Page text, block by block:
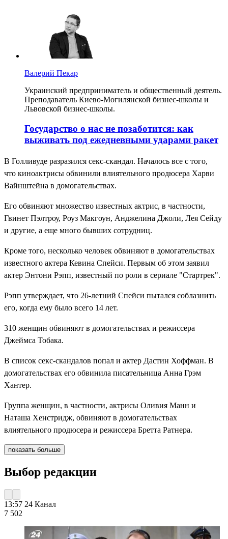
Валерий Пекар
Украинский предприниматель и общественный деятель.
Преподаватель Киево-Могилянской бизнес-школы и
Львовской бизнес-школы.
Государство о нас не позаботится: как
выживать под ежедневными ударами ракет
В Голливуде разразился секс-скандал. Началось все с того,
что киноактрисы обвинили влиятельного продюсера Харви
Вайнштейна в домогательствах.
Его обвиняют множество известных актрис, в частности,
Гвинет Пэлтроу, Роуз Макгоун, Анджелина Джоли, Лея Сейду
и другие, а еще много бывших сотрудниц.
Кроме того, несколько человек обвиняют в домогательствах
известного актера Кевина Спейси. Первым об этом заявил
актер Энтони Рэпп, известный по роли в сериале "Стартрек".
Рэпп утверждает, что 26-летний Спейси пытался соблазнить
его, когда ему было всего 14 лет.
310 женщин обвиняют в домогательствах и режиссера
Джеймса Тобака.
В список секс-скандалов попал и актер Дастин Хоффман. В
домогательствах его обвинила писательница Анна Грэм
Хантер.
Группа женщин, в частности, актрисы Оливия Манн и
Наташа Хенстридж, обвиняют в домогательствах
влиятельного продюсера и режиссера Бретта Ратнера.
показать больше
Выбор редакции
13:57 24 Канал
7 502